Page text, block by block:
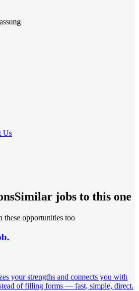
Us
Similar jobs to this one
these opportunities too
your strengths and connects you with
of filling forms — fast, simple, direct.